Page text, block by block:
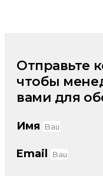
Отправьте
чтобы
вами для
Имя
Email